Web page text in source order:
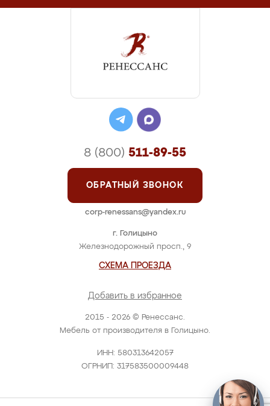
2015 - 2026 © Ренессанс.
Мебель от производителя в Голицыно.
ИНН: 580313642057
ОГРНИП: 317583500009448
г. Голицыно
Железнодорожный просп., 9
СХЕМА ПРОЕЗДА
Добавить в избранное
8 (800) 511-89-55
ОБРАТНЫЙ ЗВОНОК
corp-renessans@yandex.ru